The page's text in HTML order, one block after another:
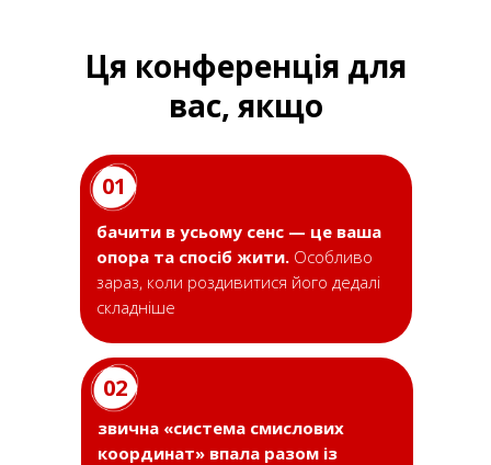
01
02
бачити в усьому сенс — це ваша
опора та спосіб жити. Особливо
зараз, коли роздивитися його дедалі
складніше
звична «система смислових
координат» впала разом із
Ця конференція для
вас, якщо